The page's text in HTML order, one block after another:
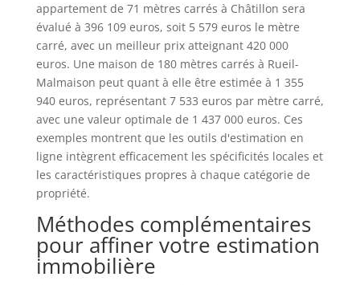
appartement de 71 mètres carrés à Châtillon sera
évalué à 396 109 euros, soit 5 579 euros le mètre
carré, avec un meilleur prix atteignant 420 000
euros. Une maison de 180 mètres carrés à Rueil-
Malmaison peut quant à elle être estimée à 1 355
940 euros, représentant 7 533 euros par mètre carré,
avec une valeur optimale de 1 437 000 euros. Ces
exemples montrent que les outils d'estimation en
ligne intègrent efficacement les spécificités locales et
les caractéristiques propres à chaque catégorie de
propriété.
Méthodes complémentaires
pour affiner votre estimation
immobilière